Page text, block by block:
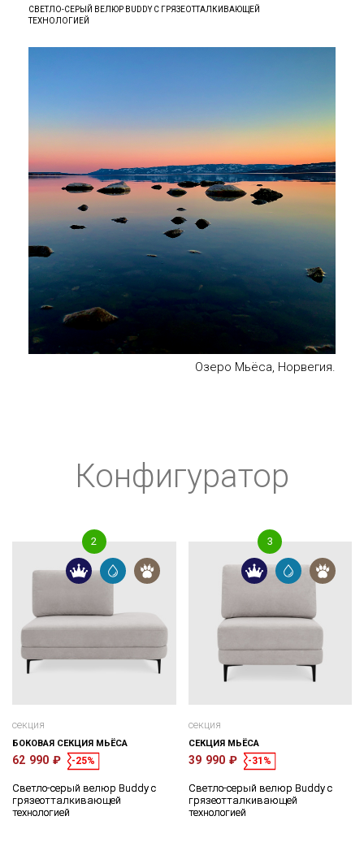
СВЕТЛО-СЕРЫЙ ВЕЛЮР BUDDY С ГРЯЗЕОТТАЛКИВАЮЩЕЙ
ТЕХНОЛОГИЕЙ
Озеро Мьёса, Норвегия.
Конфигуратор
секция
БОКОВАЯ СЕКЦИЯ МЬЁСА
62 990 ₽ -25%
Светло-серый велюр Buddy с
грязеотталкивающей
технологией
секция
СЕКЦИЯ МЬЁСА
39 990 ₽ -31%
Светло-серый велюр Buddy с
грязеотталкивающей
технологией